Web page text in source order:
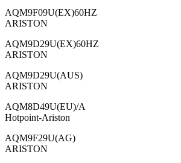
AQM9F09U(EX)60HZ
ARISTON
AQM9D29U(EX)60HZ
ARISTON
AQM9D29U(AUS)
ARISTON
AQM8D49U(EU)/A
Hotpoint-Ariston
AQM9F29U(AG)
ARISTON